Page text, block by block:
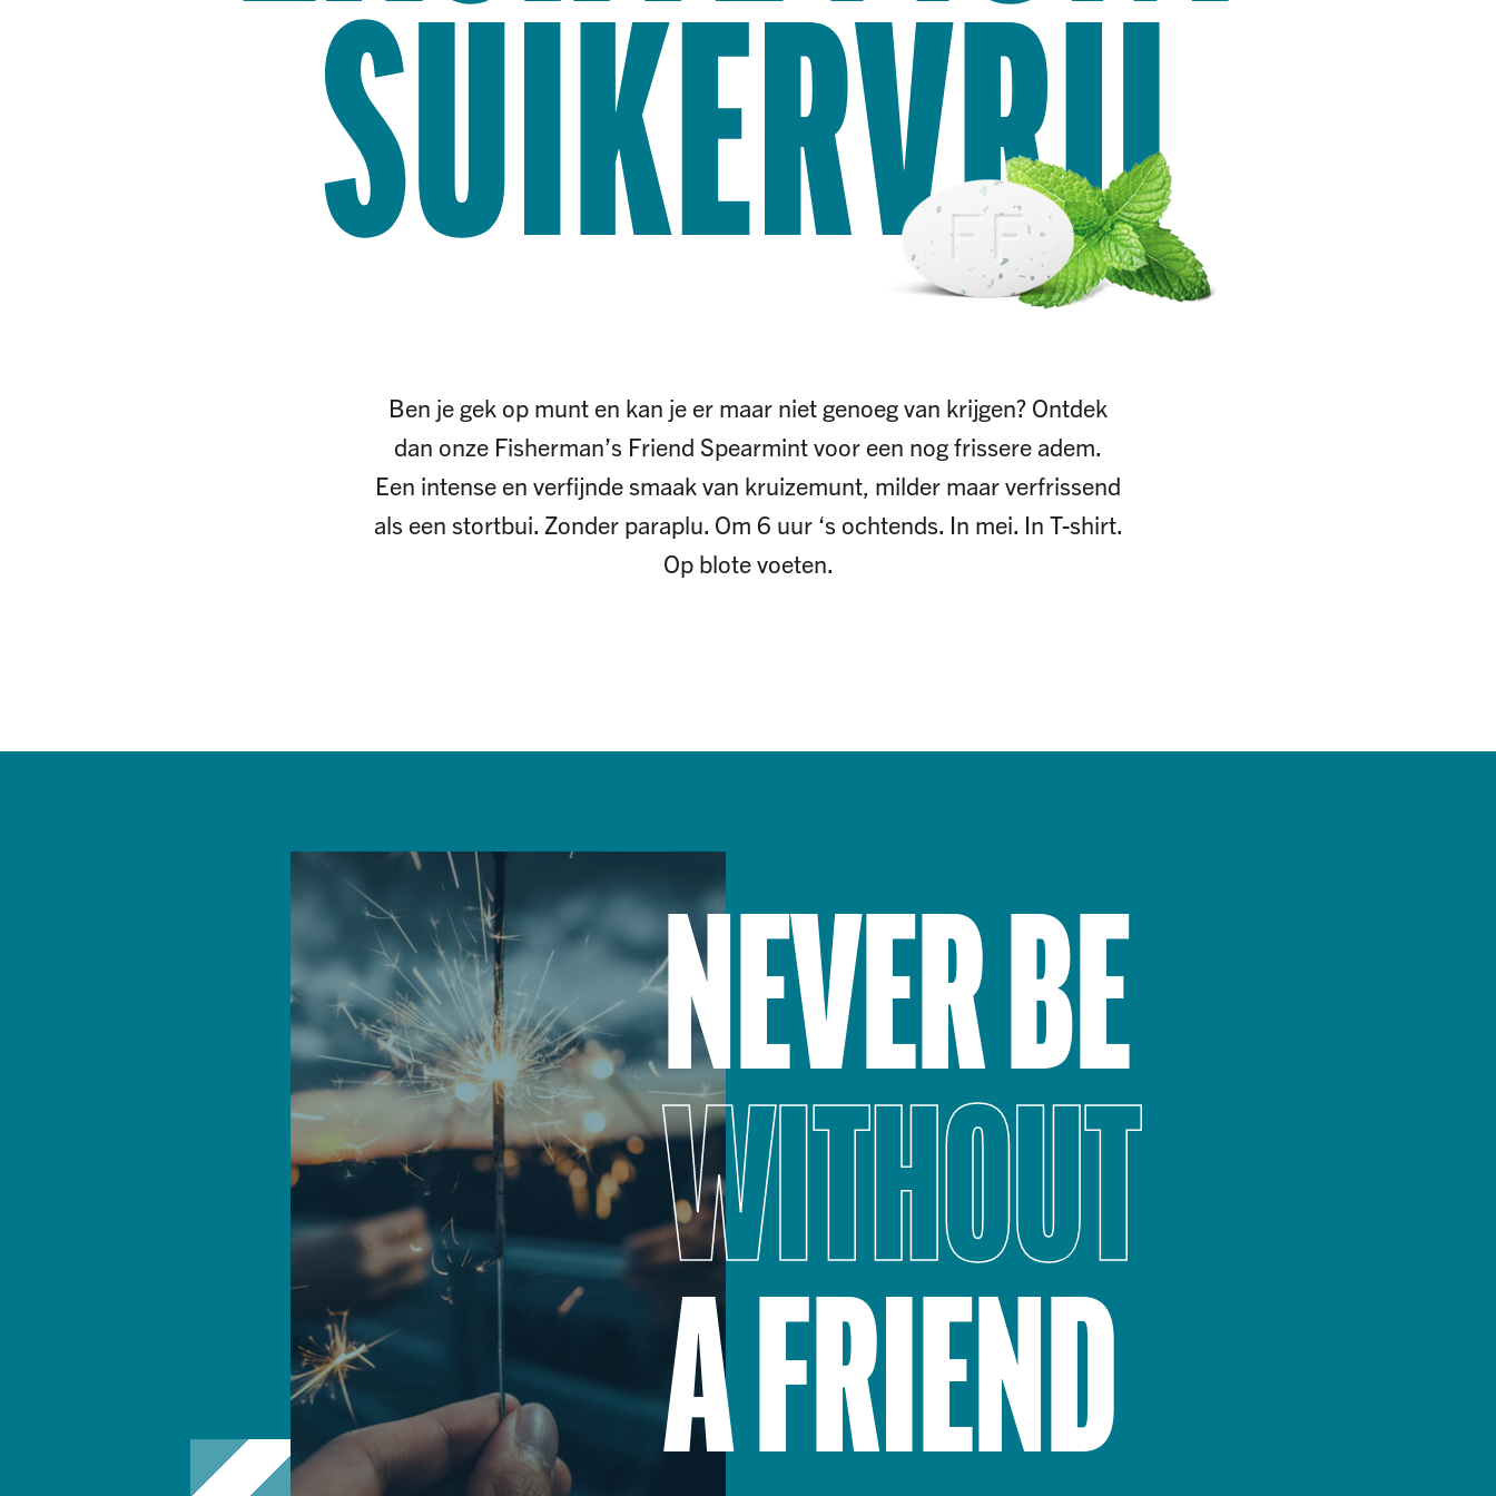
SUIKERVRIJ
Ben je gek op munt en kan je er maar niet genoeg van krijgen? Ontdek
dan onze Fisherman’s Friend Spearmint voor een nog frissere adem.
Een intense en verfijnde smaak van kruizemunt, milder maar verfrissend
als een stortbui. Zonder paraplu. Om 6 uur ‘s ochtends. In mei. In T-shirt.
Op blote voeten.
NEVER BE
WITHOUT
A FRIEND